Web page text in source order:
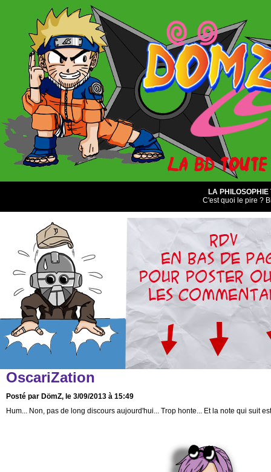
LA
C'est quoi le pire ?
OscariZation
Posté par DömZ, le 3/09/2013 à 15:49
Hum... Non, pas de long discours aujourd'hui... Trop honte... Et la note qui suit